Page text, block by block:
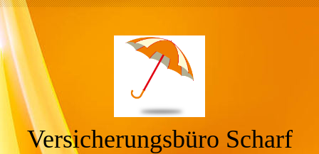
Versicherungsbüro Scharf